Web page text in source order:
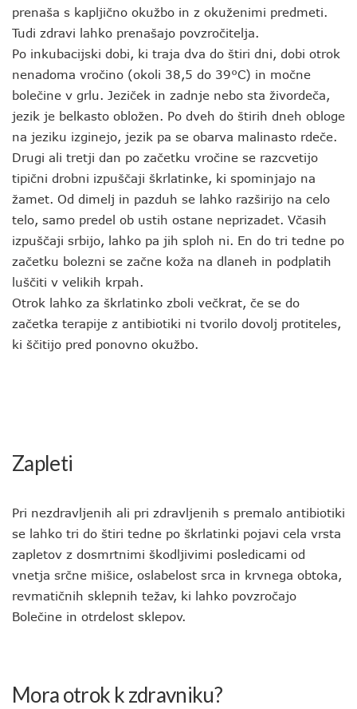
prenaša s kapljično okužbo in z okuženimi predmeti.
Tudi zdravi lahko prenašajo povzročitelja.
Po inkubacijski dobi, ki traja dva do štiri dni, dobi otrok
nenadoma vročino (okoli 38,5 do 39°C) in močne
bolečine v grlu. Jeziček in zadnje nebo sta živordeča,
jezik je belkasto obložen. Po dveh do štirih dneh obloge
na jeziku izginejo, jezik pa se obarva malinasto rdeče.
Drugi ali tretji dan po začetku vročine se razcvetijo
tipični drobni izpuščaji škrlatinke, ki spominjajo na
žamet. Od dimelj in pazduh se lahko razširijo na celo
telo, samo predel ob ustih ostane neprizadet. Včasih
izpuščaji srbijo, lahko pa jih sploh ni. En do tri tedne po
začetku bolezni se začne koža na dlaneh in podplatih
luščiti v velikih krpah.
Otrok lahko za škrlatinko zboli večkrat, če se do
začetka terapije z antibiotiki ni tvorilo dovolj protiteles,
ki ščitijo pred ponovno okužbo.
Zapleti
Pri nezdravljenih ali pri zdravljenih s premalo antibiotiki
se lahko tri do štiri tedne po škrlatinki pojavi cela vrsta
zapletov z dosmrtnimi škodljivimi posledicami od
vnetja srčne mišice, oslabelost srca in krvnega obtoka,
revmatičnih sklepnih težav, ki lahko povzročajo
Bolečine in otrdelost sklepov.
Mora otrok k zdravniku?